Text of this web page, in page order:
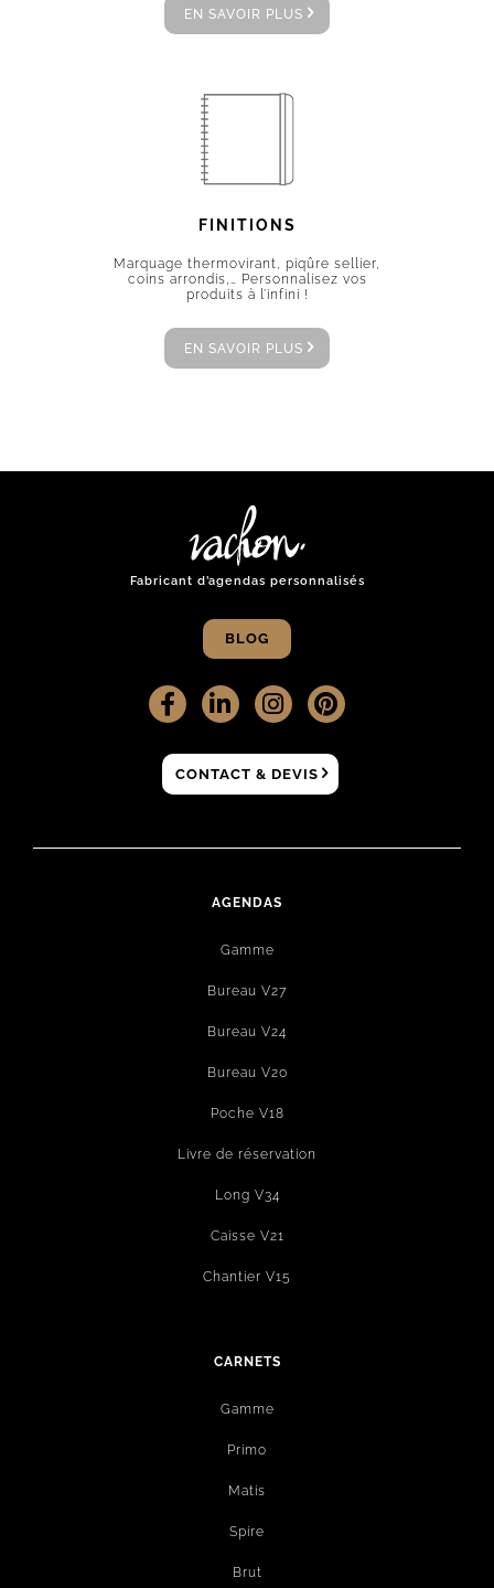
EN SAVOIR PLUS
FINITIONS
Marquage thermovirant, piqûre sellier,
coins arrondis,… Personnalisez vos
produits à l’infini !
EN SAVOIR PLUS
Fabricant d’agendas personnalisés
BLOG
CONTACT & DEVIS
AGENDAS
Gamme
Bureau V27
Bureau V24
Bureau V20
Poche V18
Livre de réservation
Long V34
Caisse V21
Chantier V15
CARNETS
Gamme
Primo
Matis
Spire
Brut